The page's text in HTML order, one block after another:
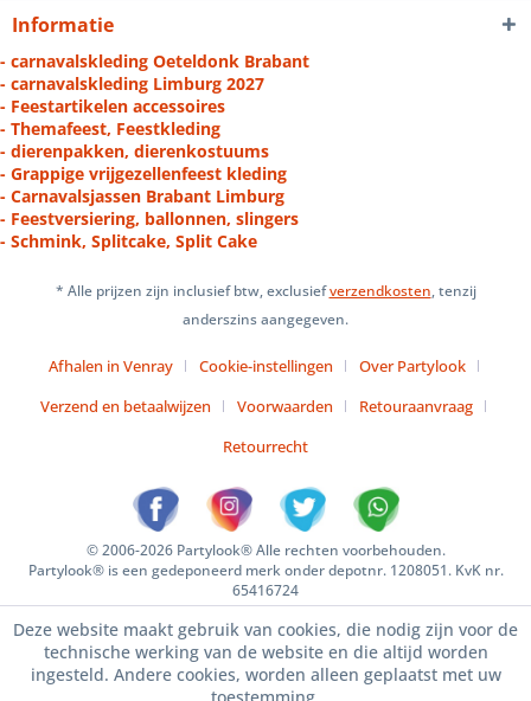
Informatie
- carnavalskleding Oeteldonk Brabant
- carnavalskleding Limburg 2027
- Feestartikelen accessoires
- Themafeest, Feestkleding
- dierenpakken, dierenkostuums
- Grappige vrijgezellenfeest kleding
- Carnavalsjassen Brabant Limburg
- Feestversiering, ballonnen, slingers
- Schmink, Splitcake, Split Cake
* Alle prijzen zijn inclusief btw, exclusiefverzendkosten, tenzij
anderszins aangegeven.
Afhalen in Venray Cookie-instellingen
Over Partylook
Verzend en betaalwijzen
Voorwaarden
Retouraanvraag
Retourrecht
© 2006-2026 Partylook® Alle rechten voorbehouden.
Partylook® is een gedeponeerd merk onder depotnr. 1208051. KvK nr.
65416724
Deze website maakt gebruik van cookies, die nodig zijn voor de
technische werking van de website en die altijd worden
ingesteld. Andere cookies, worden alleen geplaatst met uw